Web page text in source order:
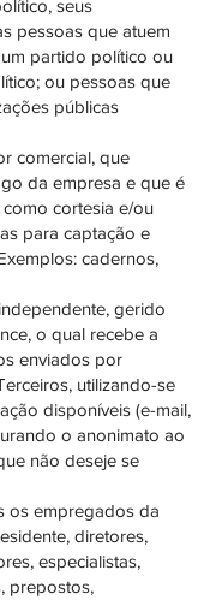
seus
pessoas que atuem
partido político ou
ou pessoas que
públicas
comercial, que
da empresa e que é
cortesia e/ou
para captação e
cadernos,
gerido
o qual recebe a
enviados por
utilizando-se
disponíveis (e-mail,
o anonimato ao
não deseje se
os empregados da
diretores,
especialistas,
prepostos,